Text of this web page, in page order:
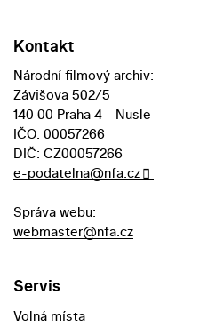
Kontakt
Národní filmový archiv:
Závišova 502/5
140 00 Praha 4 - Nusle
IČO: 00057266
DIČ: CZ00057266
e-podatelna@nfa.cz
Správa webu:
webmaster@nfa.cz
Servis
Volná místa